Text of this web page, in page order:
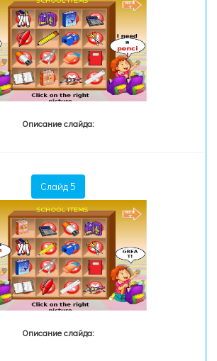
Описание слайда:
Слайд 5
Описание слайда: